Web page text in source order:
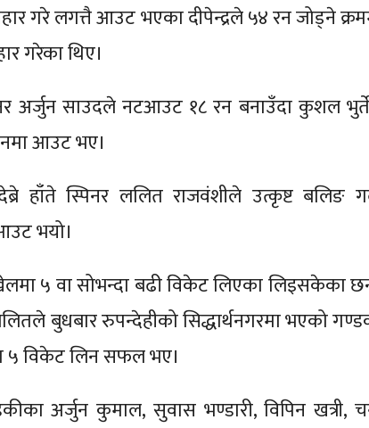
गरे लगत्तै आउट भएका दीपेन्द्रले ५४ रन जोड्ने
गरेका थिए।
अर्जुन साउदले नटआउट १८ रन बनाउँदा कुशल
आउट भए।
हाँते स्पिनर ललित राजवंशीले उत्कृष्ट बलिङ
भयो।
५ वा सोभन्दा बढी विकेट लिएका लिइसकेका
बुधबार रुपन्देहीको सिद्धार्थनगरमा भएको
५ विकेट लिन सफल भए।
अर्जुन कुमाल, सुवास भण्डारी, विपिन खत्री,